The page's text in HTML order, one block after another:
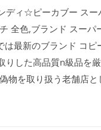
ディ☆ピーカブー スー
全色,ブランド スーパ
最新のブランド コピ
りした高品質n級品を
物を取り扱う老舗店と